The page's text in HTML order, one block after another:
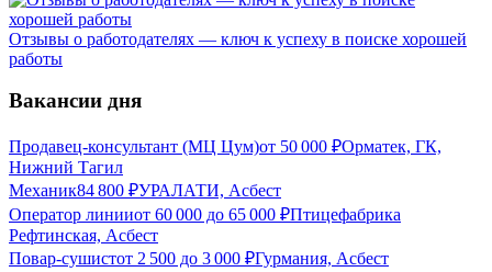
Отзывы о работодателях — ключ к успеху в поиске хорошей
работы
Вакансии дня
Продавец-консультант (МЦ Цум)от 50 000 ₽Орматек, ГК,
Нижний Тагил
Механик84 800 ₽УРАЛАТИ, Асбест
Оператор линииот 60 000 до 65 000 ₽Птицефабрика
Рефтинская, Асбест
Повар-сушистот 2 500 до 3 000 ₽Гурмания, Асбест